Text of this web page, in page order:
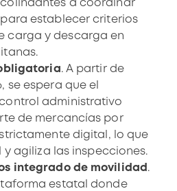
a coordinar
establecer criterios
carga y descarga en
. A partir de
se espera que el
administrativo
de mercancías por
digital, lo que
y agiliza las inspecciones.
integrado de movilidad .
estatal donde